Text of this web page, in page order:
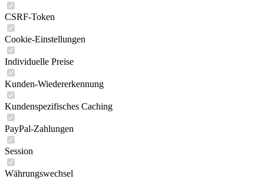
CSRF-Token
Cookie-Einstellungen
Individuelle Preise
Kunden-Wiedererkennung
Kundenspezifisches Caching
PayPal-Zahlungen
Session
Währungswechsel